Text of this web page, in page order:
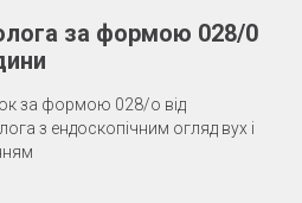
за формою 028/0
за формою 028/о від
з ендоскопічним огляд вух і